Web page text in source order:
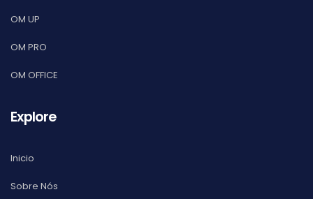
OM UP
OM PRO
OM OFFICE
Explore
Inicio
Sobre Nós